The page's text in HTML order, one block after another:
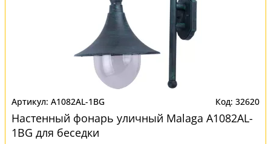
A1082AL-1BG 32620
Настенный фонарь уличный Malaga A1082AL-
1BG для беседки